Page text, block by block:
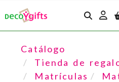
Catálogo
Tienda de
Matrículas